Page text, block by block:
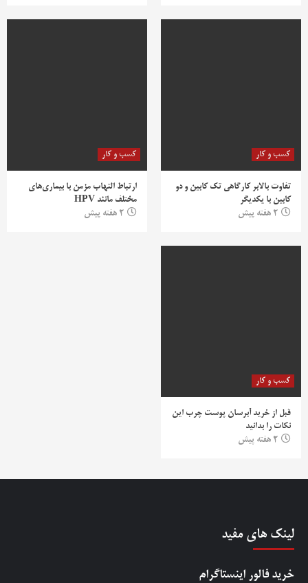
کسب و کار
تفاوت بالابر کارگاهی تک کابین و دو
کابین با یکدیگر
2 هفته پیش
کسب و کار
ارتباط التهاب مزمن با بیماری‌های
مختلف مانند HPV
2 هفته پیش
کسب و کار
قبل از خرید آبرسان پوست چرب این
نکات را بدانید
2 هفته پیش
لینک های مفید
خرید فالور اینستاگرام